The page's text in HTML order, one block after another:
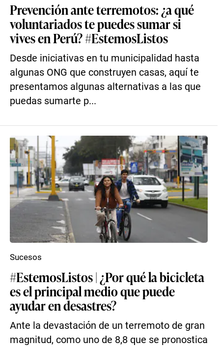
Prevención ante terremotos: ¿a qué
voluntariados te puedes sumar si
vives en Perú? #EstemosListos
Desde iniciativas en tu municipalidad hasta
algunas ONG que construyen casas, aquí te
presentamos algunas alternativas a las que
puedas sumarte p...
#EstemosListos | ​​¿Por qué la bicicleta
es el principal medio que puede
ayudar en desastres?
Ante la devastación de un terremoto de gran
magnitud, como uno de 8,8 que se pronostica
Sucesos